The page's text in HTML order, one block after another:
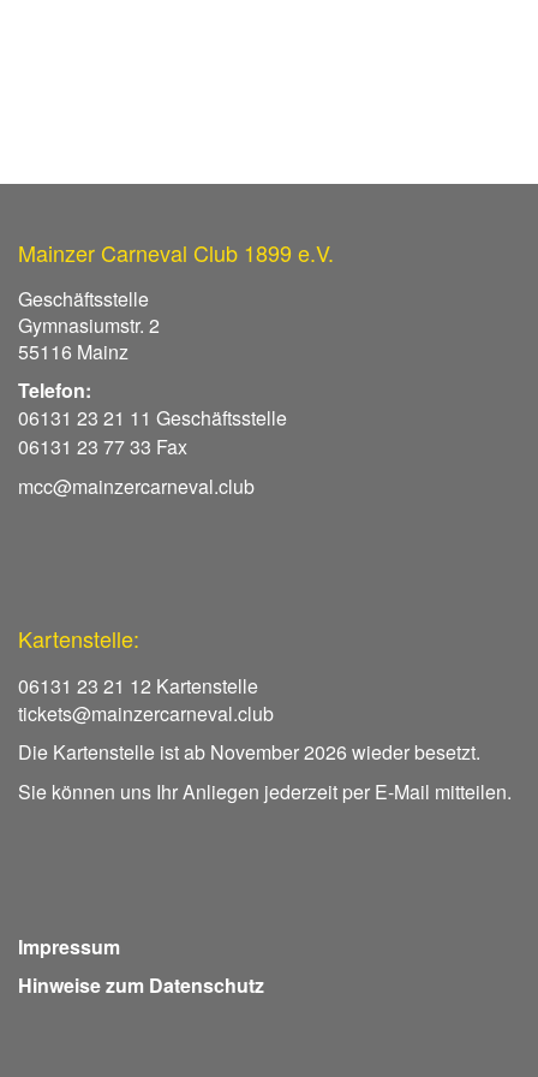
Mainzer Carneval Club 1899 e.V.
Geschäftsstelle
Gymnasiumstr. 2
55116 Mainz
Telefon:
06131 23 21 11 Geschäftsstelle
06131 23 77 33 Fax
mcc@mainzercarneval.club
Kartenstelle:
06131 23 21 12 Kartenstelle
tickets@mainzercarneval.club
Die Kartenstelle ist ab November 2026 wieder besetzt.
Sie können uns Ihr Anliegen jederzeit per E-Mail mitteilen.
Impressum
Hinweise zum Datenschutz